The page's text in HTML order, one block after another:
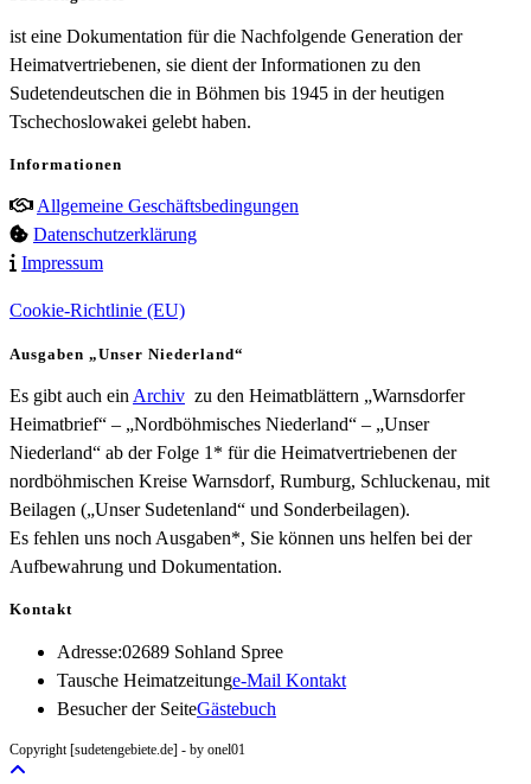
ist eine Dokumentation für die Nachfolgende Generation der
Heimatvertriebenen, sie dient der Informationen zu den
Sudetendeutschen die in Böhmen bis 1945 in der heutigen
Tschechoslowakei gelebt haben.
Informationen
Allgemeine Geschäftsbedingungen
Datenschutzerklärung
Impressum
Cookie-Richtlinie (EU)
Ausgaben „Unser Niederland“
Es gibt auch ein Archiv zu den Heimatblättern „Warnsdorfer
Heimatbrief“ – „Nordböhmisches Niederland“ – „Unser
Niederland“ ab der Folge 1* für die Heimatvertriebenen der
nordböhmischen Kreise Warnsdorf, Rumburg, Schluckenau, mit
Beilagen („Unser Sudetenland“ und Sonderbeilagen).
Es fehlen uns noch Ausgaben*, Sie können uns helfen bei der
Aufbewahrung und Dokumentation.
Kontakt
Adresse:02689 Sohland Spree
Tausche Heimatzeitunge-Mail KontaktOpens
Besucher der SeiteGästebuch
Copyright [sudetengebiete.de] - by onel01